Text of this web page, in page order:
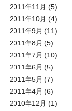
2011年11月 (5)
2011年10月 (4)
2011年9月 (11)
2011年8月 (5)
2011年7月 (10)
2011年6月 (5)
2011年5月 (7)
2011年4月 (6)
2010年12月 (1)